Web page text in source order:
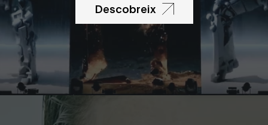
Descobreix